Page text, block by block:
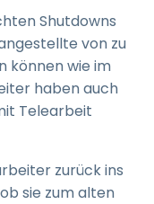
Shutdowns
von zu
können wie im
haben auch
Telearbeit
zurück ins
sie zum alten